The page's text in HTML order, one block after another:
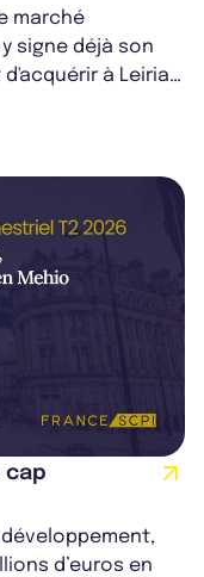
marché
signe déjà son
à Leiria,
cap
développement,
d’euros en